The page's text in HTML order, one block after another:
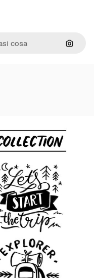
Cerca